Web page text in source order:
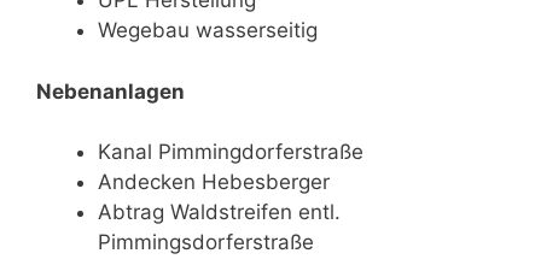
Wegebau wasserseitig
Nebenanlagen
Kanal Pimmingdorferstraße
Andecken Hebesberger
Abtrag Waldstreifen entl.
Pimmingsdorferstraße